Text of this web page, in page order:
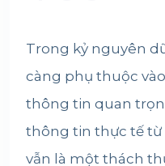
Trong kỷ nguyên
càng phụ thuộc
thông tin quan
thông tin thực tế từ
vẫn là một thách